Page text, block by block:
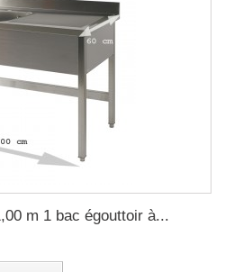
m 1 bac égouttoir à...